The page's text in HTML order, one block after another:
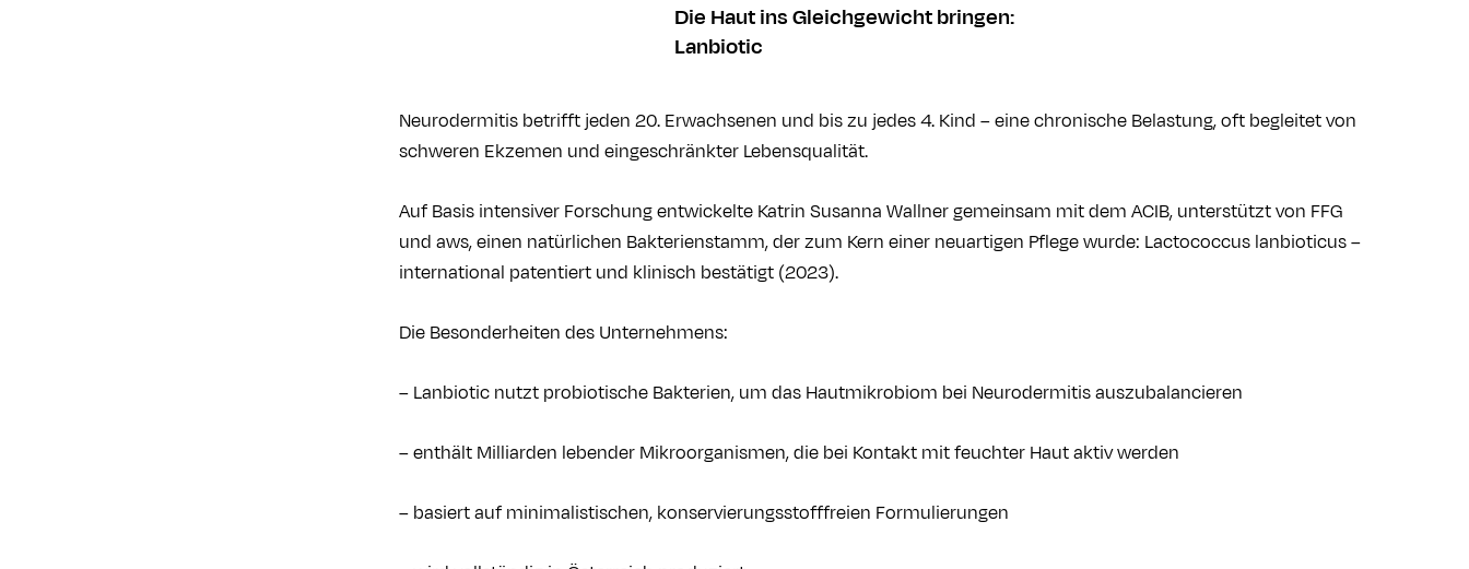
Die Haut ins Gleichgewicht bringen:
Lanbiotic
Neurodermitis betrifft jeden 20. Erwachsenen und bis zu jedes 4. Kind – eine chronische Belastung, oft begleitet von
schweren Ekzemen und eingeschränkter Lebensqualität.
Auf Basis intensiver Forschung entwickelte Katrin Susanna Wallner gemeinsam mit dem ACIB, unterstützt von FFG
und aws, einen natürlichen Bakterienstamm, der zum Kern einer neuartigen Pflege wurde: Lactococcus lanbioticus –
international patentiert und klinisch bestätigt (2023).
Die Besonderheiten des Unternehmens:
– Lanbiotic nutzt probiotische Bakterien, um das Hautmikrobiom bei Neurodermitis auszubalancieren
– enthält Milliarden lebender Mikroorganismen, die bei Kontakt mit feuchter Haut aktiv werden
– basiert auf minimalistischen, konservierungsstofffreien Formulierungen